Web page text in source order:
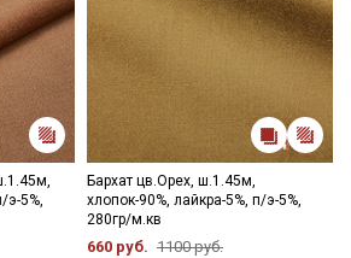
э-5%,
Бархат цв.Орех, ш.1.45м,
хлопок-90%, лайкра-5%, п/э-5%,
280гр/м.кв
660 руб. 1100 руб.